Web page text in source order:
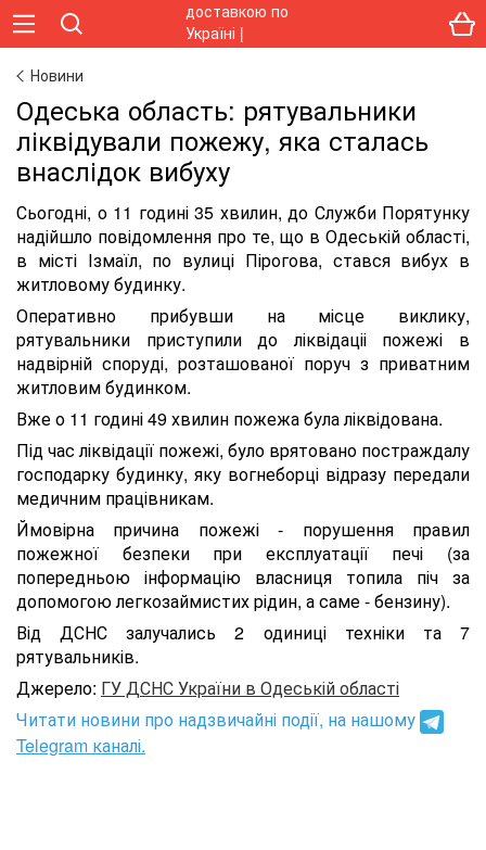
Новини
Одеська область: рятувальники
ліквідували пожежу, яка сталась
внаслідок вибуху
Сьогодні, о 11 годині 35 хвилин, до Служби Порятунку
надійшло повідомлення про те, що в Одеській області,
в місті Ізмаїл, по вулиці Пірогова, стався вибух в
житловому будинку.
Оперативно прибувши на місце виклику,
рятувальники приступили до ліквідаціі пожежі в
надвірній споруді, розташованої поруч з приватним
житловим будинком.
Вже о 11 годині 49 хвилин пожежа була ліквідована.
Під час ліквідації пожежі, було врятовано постраждалу
господарку будинку, яку вогнеборці відразу передали
медичним працівникам.
Ймовірна причина пожежі - порушення правил
пожежної безпеки при експлуатації печі (за
попередньою інформацію власниця топила піч за
допомогою легкозаймистих рідин, а саме - бензину).
Від ДСНС залучались 2 одиниці техніки та 7
рятувальників.
Джерело: ГУ ДСНС України в Одеській області
Читати новини про надзвичайні події, на нашому
Telegram каналі.